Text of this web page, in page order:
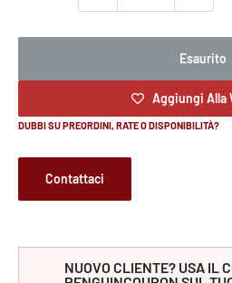
Esaurito
Aggiungi Alla
DUBBI SU PREORDINI, RATE O DISPONIBILITÀ?
Contattaci
NUOVO CLIENTE? USA IL